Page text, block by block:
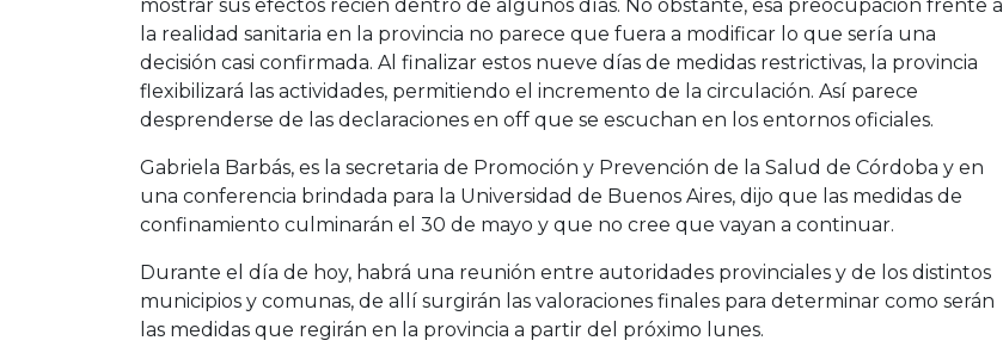
mostrar sus efectos recién dentro de algunos días. No obstante, esa preocupación frente a
la realidad sanitaria en la provincia no parece que fuera a modificar lo que sería una
decisión casi confirmada. Al finalizar estos nueve días de medidas restrictivas, la provincia
flexibilizará las actividades, permitiendo el incremento de la circulación. Así parece
desprenderse de las declaraciones en off que se escuchan en los entornos oficiales.
Gabriela Barbás, es la secretaria de Promoción y Prevención de la Salud de Córdoba y en
una conferencia brindada para la Universidad de Buenos Aires, dijo que las medidas de
confinamiento culminarán el 30 de mayo y que no cree que vayan a continuar.
Durante el día de hoy, habrá una reunión entre autoridades provinciales y de los distintos
municipios y comunas, de allí surgirán las valoraciones finales para determinar como serán
las medidas que regirán en la provincia a partir del próximo lunes.